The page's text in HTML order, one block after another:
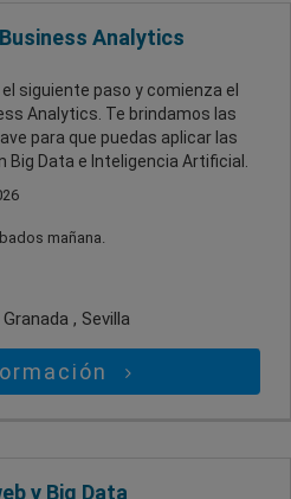
Analytics
siguiente paso y comienza el
Analytics. Te brindamos las
para que puedas aplicar las
Data e Inteligencia Artificial.
mañana.
, Sevilla
y Big Data